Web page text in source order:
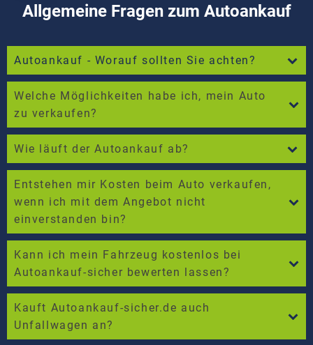
Allgemeine Fragen zum Autoankauf
Autoankauf - Worauf sollten Sie achten?
Welche Möglichkeiten habe ich, mein Auto
zu verkaufen?
Wie läuft der Autoankauf ab?
Entstehen mir Kosten beim Auto verkaufen,
wenn ich mit dem Angebot nicht
einverstanden bin?
Kann ich mein Fahrzeug kostenlos bei
Autoankauf-sicher bewerten lassen?
Kauft Autoankauf-sicher.de auch
Unfallwagen an?